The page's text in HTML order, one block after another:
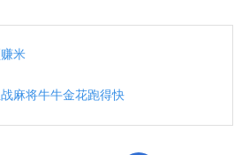
米
麻将牛牛金花跑得快